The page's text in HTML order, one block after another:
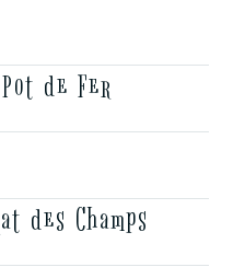
de Fer
des Champs